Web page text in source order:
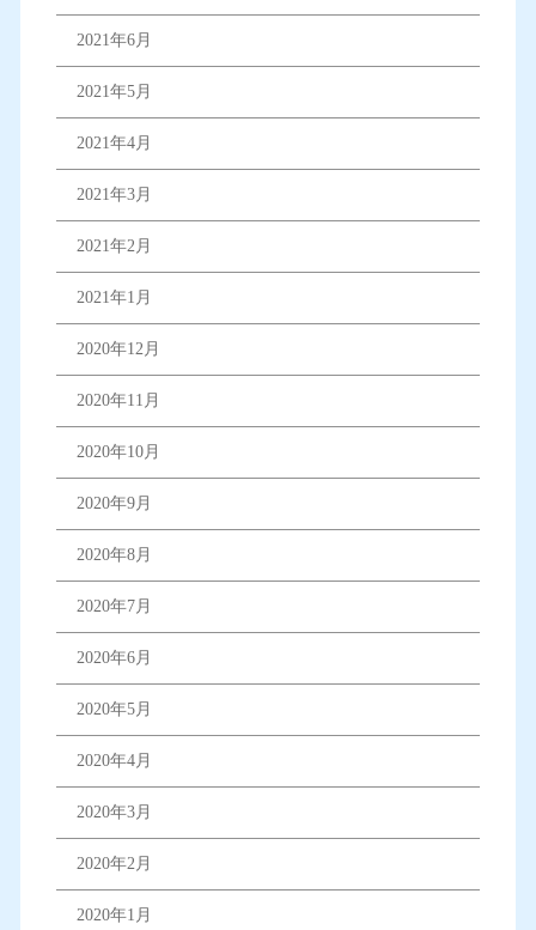
2021年6月
2021年5月
2021年4月
2021年3月
2021年2月
2021年1月
2020年12月
2020年11月
2020年10月
2020年9月
2020年8月
2020年7月
2020年6月
2020年5月
2020年4月
2020年3月
2020年2月
2020年1月